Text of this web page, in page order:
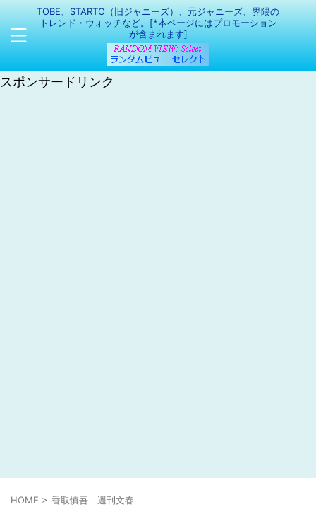
TOBE、STARTO（旧ジャニーズ）、元ジャニーズ、界隈の
トレンド・ウォッチなど。[*本ページにはプロモーション
が含まれます]
スポンサードリンク
HOME > 香取慎吾 週刊文春